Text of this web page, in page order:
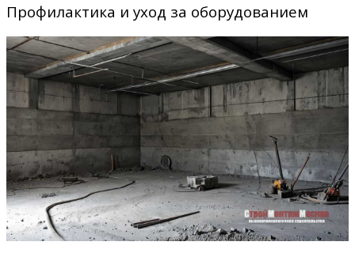
Профилактика и уход за оборудованием